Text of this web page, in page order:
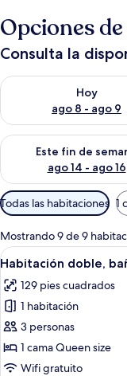
Opciones
Consulta la
Hoy
ago 8 - ago 9
Consulta la
Este fin de
ago 14 - ago 16
Consulta la
Filtros
disponibles
para
las
habitaciones
Todas las habitaciones 1
Mostrando 9 de 9
Abrir
todas
las
fotos
de
Habitación
doble,
7
Habitación doble,
129 pies cuadrados
1 habitación
3 personas
1 cama Queen size
Wifi gratuito